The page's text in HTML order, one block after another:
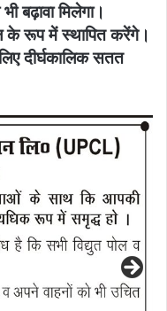
बढ़ावा मिलेगा।
के रूप में स्थापित करेंगे।
दीर्घकालिक सतत